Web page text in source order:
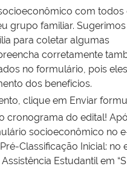
com todos
grupo familiar.
para coletar algumas
corretamente
no formulário, pois
dos benefícios.
clique em Enviar
cronograma do edital!
socioeconômico no
Classificação Inicial: no
Estudantil em